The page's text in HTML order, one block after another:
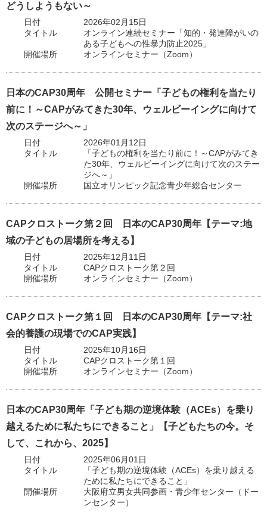
どうしようもない～
日付
2026年02月15日
タイトル
オンライン連続セミナー「知的・発達障がいの
ある子どもへの性暴力防止2025」
開催場所
オンラインセミナー（Zoom）
日本のCAP30周年 公開セミナー「子どもの権利を当たり
前に！～CAPがみてきた30年、ウェルビーイングに向けて
次のステージへ～」
日付
2026年01月12日
タイトル
「子どもの権利を当たり前に！～CAPがみてき
た30年、ウェルビーイングに向けて次のステー
ジへ～」
開催場所
国立オリンピック記念青少年総合センター
CAPクロストーク第２回 日本のCAP30周年【テーマ:地
域の子どもの居場所を考える】
日付
2025年12月11日
タイトル
CAPクロストーク第２回
開催場所
オンラインセミナー（Zoom）
CAPクロストーク第１回 日本のCAP30周年【テーマ:社
会的養護の現場でのCAP実践】
日付
2025年10月16日
タイトル
CAPクロストーク第１回
開催場所
オンラインセミナー（Zoom）
日本のCAP30周年「子ども期の逆境体験（ACEs）を乗り
越えるために私たちにできること」【子どもたちの今。そ
して、これから、2025】
日付
2025年06月01日
タイトル
「子ども期の逆境体験（ACEs）を乗り越える
ために私たちにできること」
開催場所
大阪府立男女共同参画・青少年センター（ドー
ンセンター）